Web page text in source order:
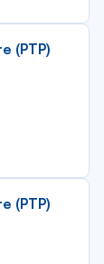
(PTP)
(PTP)